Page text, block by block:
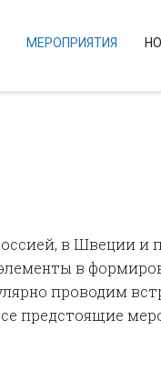
МЕРОПРИЯТИЯ
в Швеции
в
проводим
предстоящие